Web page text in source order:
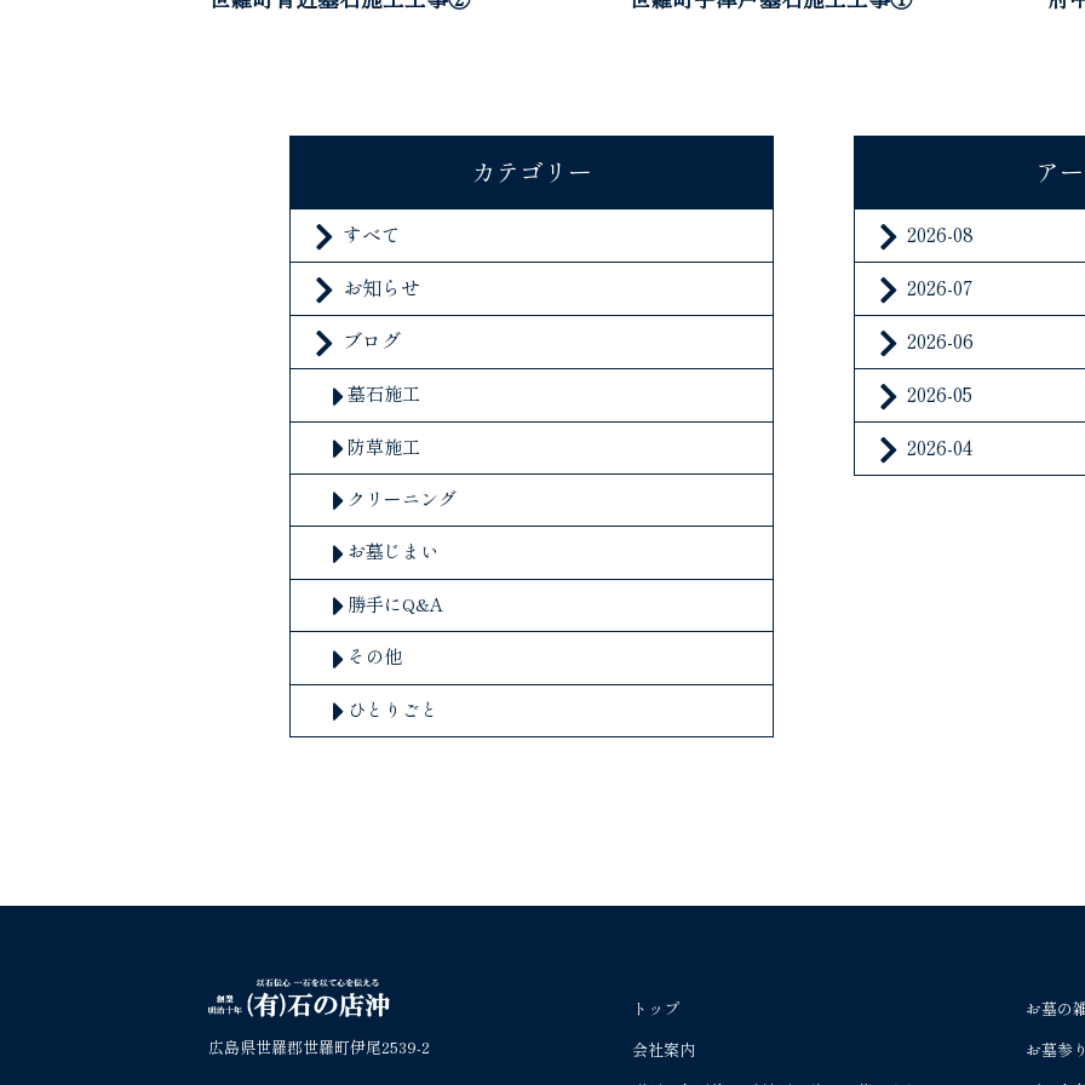
カテゴリー
すべて
お知らせ
ブログ
墓石施工
防草施工
クリーニング
お墓じまい
勝手にQ&A
その他
ひとりごと
ア
2026-08
2026-07
2026-06
2026-05
2026-04
広島県世羅郡世羅町伊尾2539-2
トップ
会社案内
お墓の
お墓参